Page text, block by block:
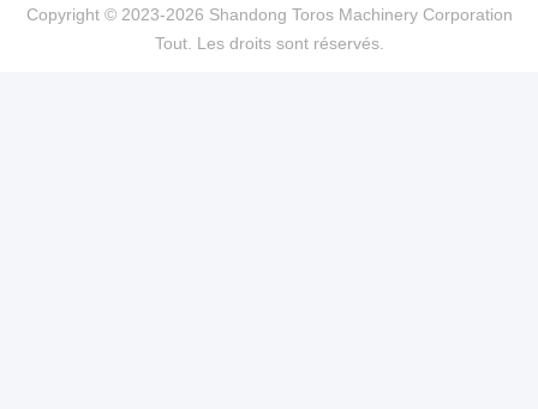
Copyright © 2023-2026 Shandong Toros Machinery Corporation
Tout. Les droits sont réservés.